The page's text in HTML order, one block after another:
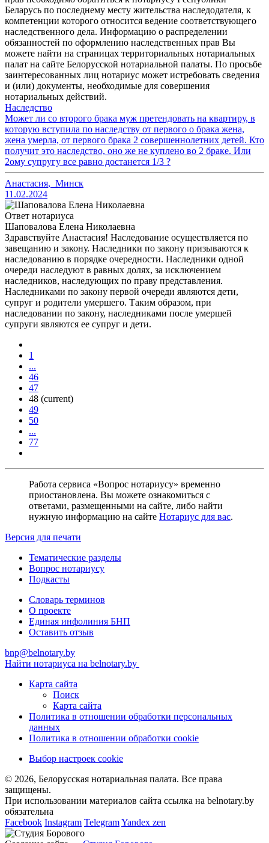
Беларусь по последнему месту жительства наследодателя, к
компетенции которого относится ведение соответствующего
наследственного дела. Информацию о распределении
обязанностей по оформлению наследственных прав Вы
можете найти на страницах территориальных нотариальных
палат на сайте Белорусской нотариальной палаты. По просьбе
заинтересованных лиц нотариус может истребовать сведения
и (или) документы, необходимые для совершения
нотариальных действий.
Наследство
Может ли со второго брака муж претендовать на квартиру, в
которую вступила по наследству от первого о брака жена,
жена умерла, от первого брака 2 совершеннолетних детей. Кто
получит это наследство, оно же не куплено во 2 браке. Или
2ому супругу все равно достанется 1/3 ?
Анастасия, Минск
11.02.2024
Ответ нотариуса
Шаповалова Елена Николаевна
Здравствуйте Анастасия! Наследование осуществляется по
завещанию и закону. Наследники по закону призываются к
наследованию в порядке очередности. Наследники одной
очереди наследуют в равных долях, за исключением
наследников, наследующих по праву представления.
Наследниками по закону первой очереди являются дети,
супруг и родители умершего. Таким образом, при
наследовании по закону, наследниками после умершей
супруги являются ее супруг и дети.
1
...
46
47
48 (current)
49
50
...
77
Работа сервиса «Вопрос нотариусу» временно
приостановлена. Вы можете ознакомиться с
ответами, размещенными на сайте, либо найти
нужную информацию на сайте Нотариус для вас.
Версия для печати
Тематические разделы
Вопрос нотариусу
Подкасты
Словарь терминов
О проекте
Единая инфолиния БНП
Оставить отзыв
bnp@belnotary.by
Найти нотариуса на belnotary.by
Карта сайта
Поиск
Карта сайта
Политика в отношении обработки персональных
данных
Политика в отношении обработки cookie
Выбор настроек cookie
© 2026, Белорусская нотариальная палата. Все права
защищены.
При использовании материалов сайта ссылка на belnotary.by
обязательна
Facebook Instagram TelegramYandex zen